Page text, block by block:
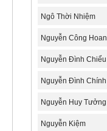
Ngô Thời Nhiệm
Nguyễn Công Hoan
Nguyễn Đình Chiểu
Nguyễn Đình Chính
Nguyễn Huy Tưởng
Nguyễn Kiệm